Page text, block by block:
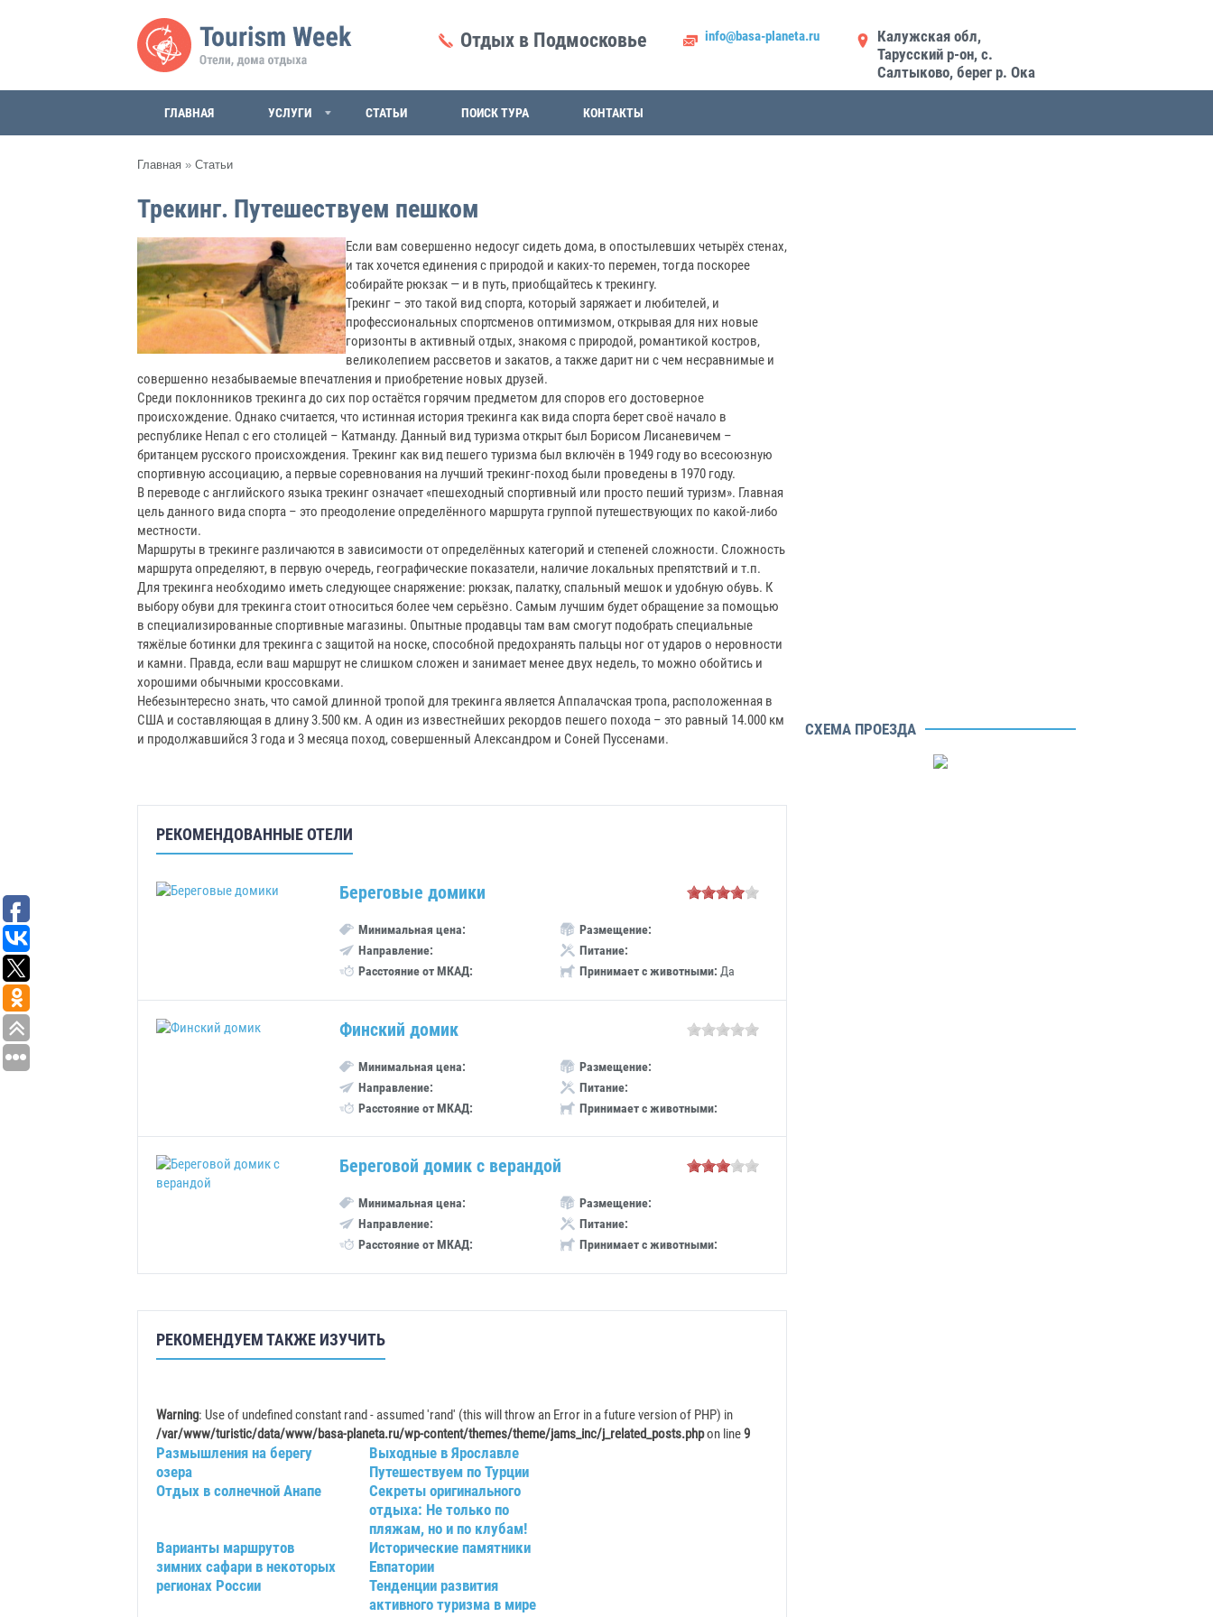
Отдых в Подмосковье info@basa-planeta.ru
Калужская обл,
Тарусский р-он, с.
Салтыково, берег р. Ока
ГЛАВНАЯ УСЛУГИ СТАТЬИ ПОИСК ТУРА КОНТАКТЫ
Главная » Статьи
Трекинг. Путешествуем пешком
Если вам совершенно недосуг сидеть дома, в опостылевших четырёх стенах,
и так хочется единения с природой и каких-то перемен, тогда поскорее
собирайте рюкзак — и в путь, приобщайтесь к трекингу.
Трекинг – это такой вид спорта, который заряжает и любителей, и
профессиональных спортсменов оптимизмом, открывая для них новые
горизонты в активный отдых, знакомя с природой, романтикой костров,
великолепием рассветов и закатов, а также дарит ни с чем несравнимые и
совершенно незабываемые впечатления и приобретение новых друзей.
Среди поклонников трекинга до сих пор остаётся горячим предметом для споров его достоверное
происхождение. Однако считается, что истинная история трекинга как вида спорта берет своё начало в
республике Непал с его столицей – Катманду. Данный вид туризма открыт был Борисом Лисаневичем –
британцем русского происхождения. Трекинг как вид пешего туризма был включён в 1949 году во всесоюзную
спортивную ассоциацию, а первые соревнования на лучший трекинг-поход были проведены в 1970 году.
В переводе с английского языка трекинг означает «пешеходный спортивный или просто пеший туризм». Главная
цель данного вида спорта – это преодоление определённого маршрута группой путешествующих по какой-либо
местности.
Маршруты в трекинге различаются в зависимости от определённых категорий и степеней сложности. Сложность
маршрута определяют, в первую очередь, географические показатели, наличие локальных препятствий и т.п.
Для трекинга необходимо иметь следующее снаряжение: рюкзак, палатку, спальный мешок и удобную обувь. К
выбору обуви для трекинга стоит относиться более чем серьёзно. Самым лучшим будет обращение за помощью
в специализированные спортивные магазины. Опытные продавцы там вам смогут подобрать специальные
тяжёлые ботинки для трекинга с защитой на носке, способной предохранять пальцы ног от ударов о неровности
и камни. Правда, если ваш маршрут не слишком сложен и занимает менее двух недель, то можно обойтись и
хорошими обычными кроссовками.
Небезынтересно знать, что самой длинной тропой для трекинга является Аппалачская тропа, расположенная в
США и составляющая в длину 3.500 км. А один из известнейших рекордов пешего похода – это равный 14.000 км
и продолжавшийся 3 года и 3 месяца поход, совершенный Александром и Соней Пуссенами.
РЕКОМЕНДОВАННЫЕ ОТЕЛИ
Береговые домики
Минимальная цена:
Направление:
Расстояние от МКАД:
Размещение:
Питание:
Принимает с животными: Да
Финский домик
Минимальная цена:
Направление:
Расстояние от МКАД:
Размещение:
Питание:
Принимает с животными:
Береговой домик с верандой
Минимальная цена:
Направление:
Расстояние от МКАД:
Размещение:
Питание:
Принимает с животными:
РЕКОМЕНДУЕМ ТАКЖЕ ИЗУЧИТЬ
Warning: Use of undefined constant rand - assumed 'rand' (this will throw an Error in a future version of PHP) in
/var/www/turistic/data/www/basa-planeta.ru/wp-content/themes/theme/jams_inc/j_related_posts.phpon line9
Размышления на берегу
озера
Выходные в Ярославле
Путешествуем по Турции
Отдых в солнечной Анапе
Секреты оригинального
отдыха: Не только по
пляжам, но и по клубам!
Варианты маршрутов
зимних сафари в некоторых
регионах России
Исторические памятники
Евпатории
Тенденции развития
активного туризма в мире
СХЕМА ПРОЕЗДА